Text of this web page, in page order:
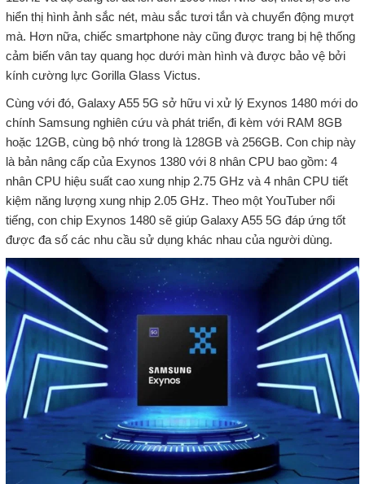
hiển thị hình ảnh sắc nét, màu sắc tươi tắn và chuyển động mượt
mà. Hơn nữa, chiếc smartphone này cũng được trang bị hệ thống
cảm biến vân tay quang học dưới màn hình và được bảo vệ bởi
kính cường lực Gorilla Glass Victus.
Cùng với đó, Galaxy A55 5G sở hữu vi xử lý Exynos 1480 mới do
chính Samsung nghiên cứu và phát triển, đi kèm với RAM 8GB
hoặc 12GB, cùng bộ nhớ trong là 128GB và 256GB. Con chip này
là bản nâng cấp của Exynos 1380 với 8 nhân CPU bao gồm: 4
nhân CPU hiệu suất cao xung nhịp 2.75 GHz và 4 nhân CPU tiết
kiệm năng lượng xung nhịp 2.05 GHz. Theo một YouTuber nổi
tiếng, con chip Exynos 1480 sẽ giúp Galaxy A55 5G đáp ứng tốt
được đa số các nhu cầu sử dụng khác nhau của người dùng.